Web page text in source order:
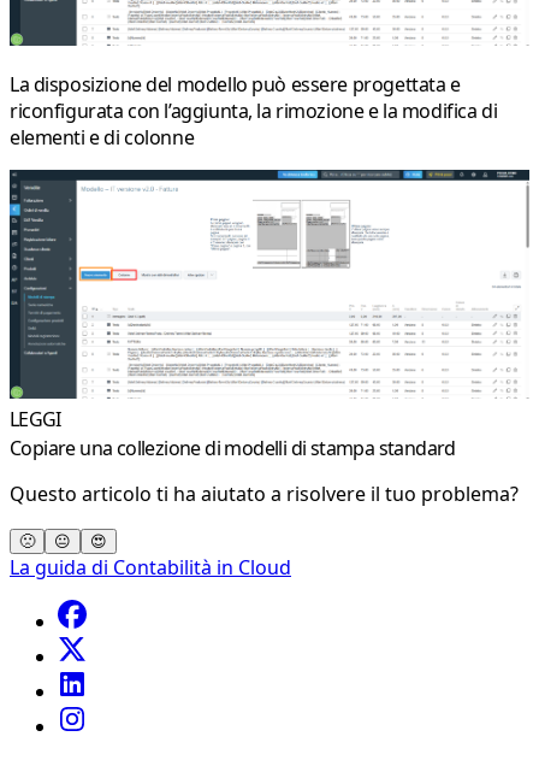
La disposizione del modello può essere progettata e
riconfigurata con l’aggiunta, la rimozione e la modifica di
elementie dicolonne
LEGGI
Copiare una collezione di modelli di stampa standard
Questo articolo ti ha aiutato a risolvere il tuo problema?
🙁 😐 😍
La guida di Contabilità in Cloud